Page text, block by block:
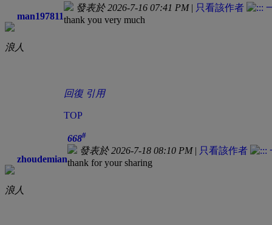
man197811
浪人
發表於 2026-7-16 07:41 PM| 只看該作者
thank you very much
回復 引用
TOP
zhoudemian
浪人
668#
發表於 2026-7-18 08:10 PM| 只看該作者
thank for your sharing